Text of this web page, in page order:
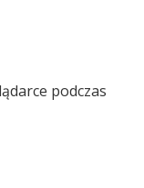
podczas